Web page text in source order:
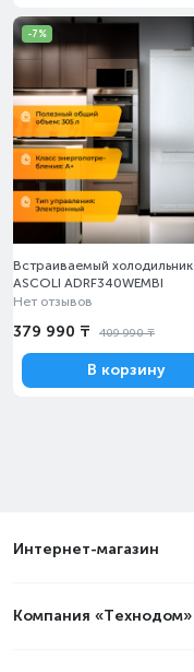
-7%
Встраиваемый холодильник
ASCOLI ADRF340WEMBI
Нет отзывов
379 990 ₸ 409 990 ₸
В корзину
Интернет-магазин
Компания «Технодом»